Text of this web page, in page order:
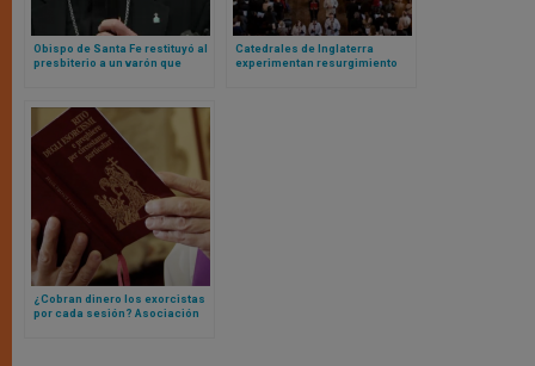
Obispo de Santa Fe restituyó al
presbiterio a un varón que
Catedrales de Inglaterra
experimentan resurgimiento
¿Cobran dinero los exorcistas
por cada sesión? Asociación